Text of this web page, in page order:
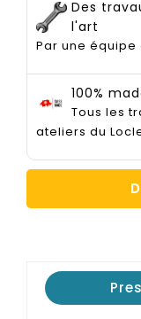
Des
l'art
Par une
100%
Tous les
ateliers du